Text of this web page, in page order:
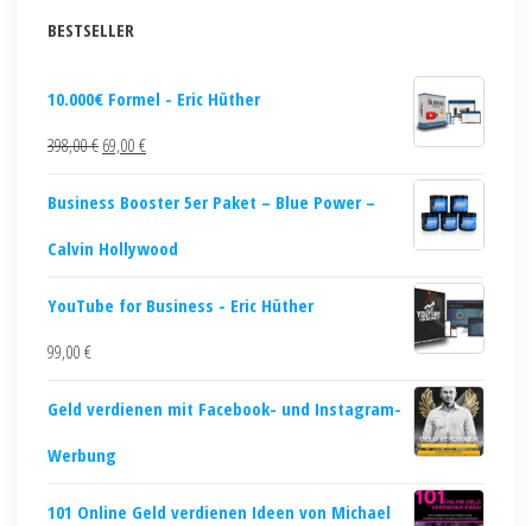
BESTSELLER
10.000€ Formel - Eric Hüther
398,00€ 69,00 €
Business Booster 5er Paket – Blue Power –
Calvin Hollywood
YouTube for Business - Eric Hüther
99,00 €
Geld verdienen mit Facebook- und Instagram-
Werbung
101 Online Geld verdienen Ideen von Michael